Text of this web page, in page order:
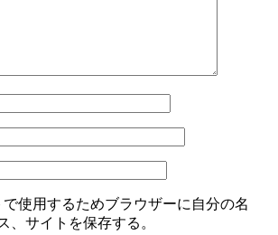
使用するためブラウザーに自分の名
、サイトを保存する。